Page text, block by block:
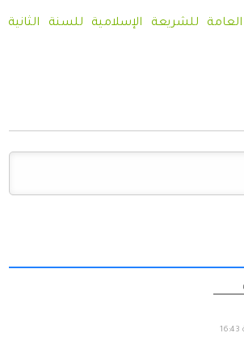
للشريعة الإسلامية للسنة الثانية